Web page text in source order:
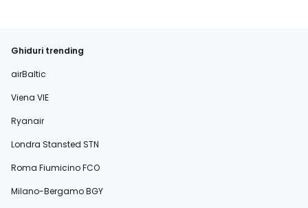
Ghiduri trending
airBaltic
Viena VIE
Ryanair
Londra Stansted STN
Roma Fiumicino FCO
Milano-Bergamo BGY